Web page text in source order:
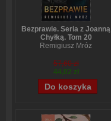
Bezprawie. Seria z Joanną
Chyłką. Tom 20
Remigiusz Mróz
57,60 zł
44,02 zł